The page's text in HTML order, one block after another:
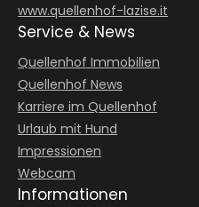
www.quellenhof-lazise.it
Service & News
Quellenhof Immobilien
Quellenhof News
Karriere im Quellenhof
Urlaub mit Hund
Impressionen
Webcam
Informationen